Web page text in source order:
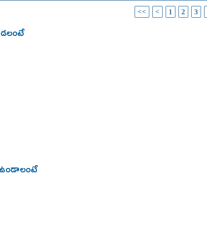
<< < 1 2 3
ఉండాలంటే